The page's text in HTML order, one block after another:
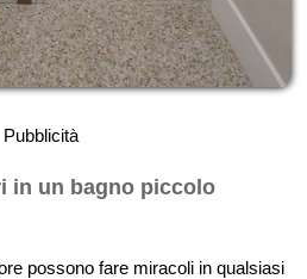
Pubblicità
in un bagno piccolo
possono fare miracoli in qualsiasi